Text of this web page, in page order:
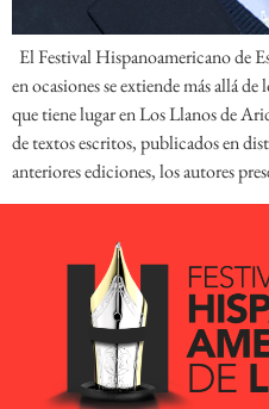
El Festival Hispanoamericano de
en ocasiones se extiende más allá
que tiene lugar en Los Llanos de
de textos escritos, publicados en
anteriores ediciones, los autores